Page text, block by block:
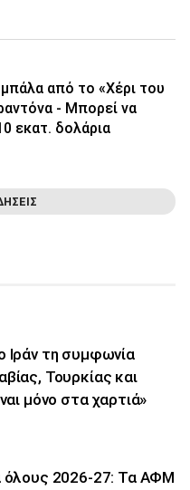
από το «Χέρι του
- Μπορεί να
εκατ. δολάρια
Ιράν τη συμφωνία
Τουρκίας και
μόνο στα χαρτιά»
όλους 2026-27: Τα ΑΦΜ